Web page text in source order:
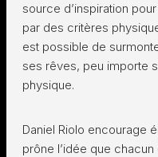
source d’inspiration
par des critères
est possible de
ses rêves, peu importe
physique.
Daniel Riolo encourage
prône l’idée que